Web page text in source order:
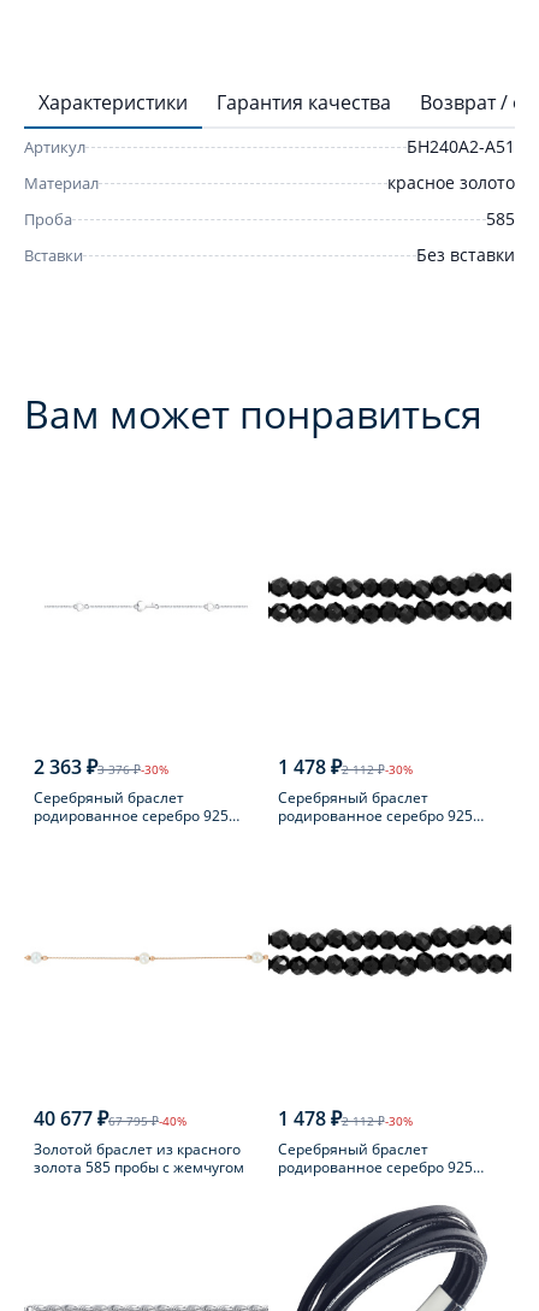
Характеристики Гарантия качества Возврат /
Артикул БН240А2-А51
Материал красное золото
Проба 585
Вставки Без вставки
Вам может понравиться
2 363 ₽3 376 ₽-30%
Серебряный браслет
родированное серебро 925
1 478 ₽2 112 ₽-30%
Серебряный браслет
родированное серебро 925
40 677 ₽67 795 ₽-40%
Золотой браслет из красного
золота 585 пробы с жемчугом
1 478 ₽2 112 ₽-30%
Серебряный браслет
родированное серебро 925